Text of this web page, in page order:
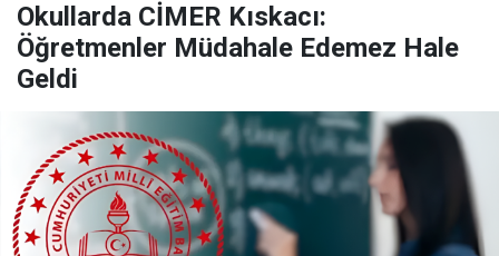
Okullarda CİMER Kıskacı:
Öğretmenler Müdahale Edemez Hale
Geldi